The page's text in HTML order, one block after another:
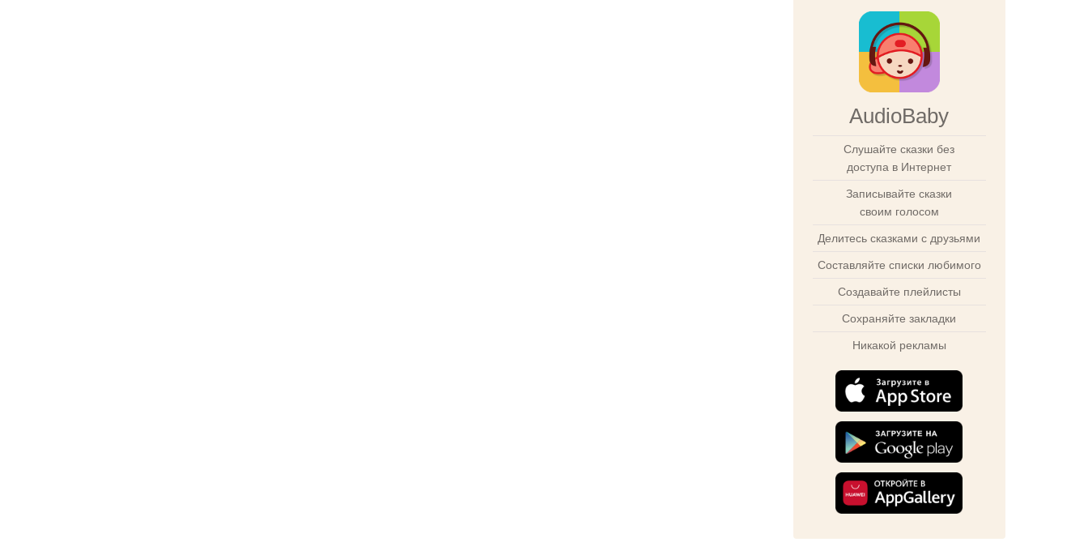
AudioBaby
Слушайте сказки без
доступа в Интернет
Записывайте сказки
своим голосом
Делитесь сказками с друзьями
Составляйте списки любимого
Создавайте плейлисты
Сохраняйте закладки
Никакой рекламы